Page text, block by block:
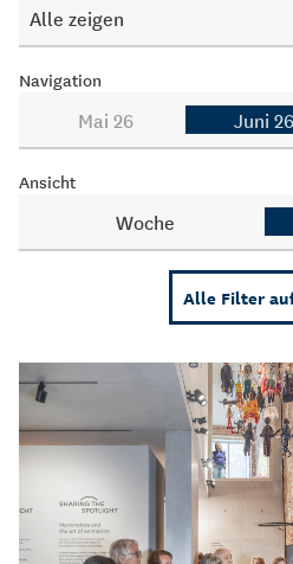
Alle zeigen
Navigation
Mai 26 Juni 26
Ansicht
Woche
Alle Filter